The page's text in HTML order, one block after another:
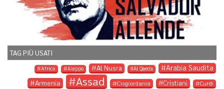
TAG PIÙ USATI
Africa Aleppo Al Nusra Al Qaeda Arabia Saudita
Armenia Assad Cisgiordania Cristiani Curdi